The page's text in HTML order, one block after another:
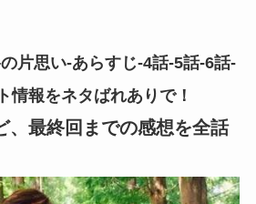
片思い-あらすじ-4話-5話-6話-
情報をネタばれありで！
、最終回までの感想を全話